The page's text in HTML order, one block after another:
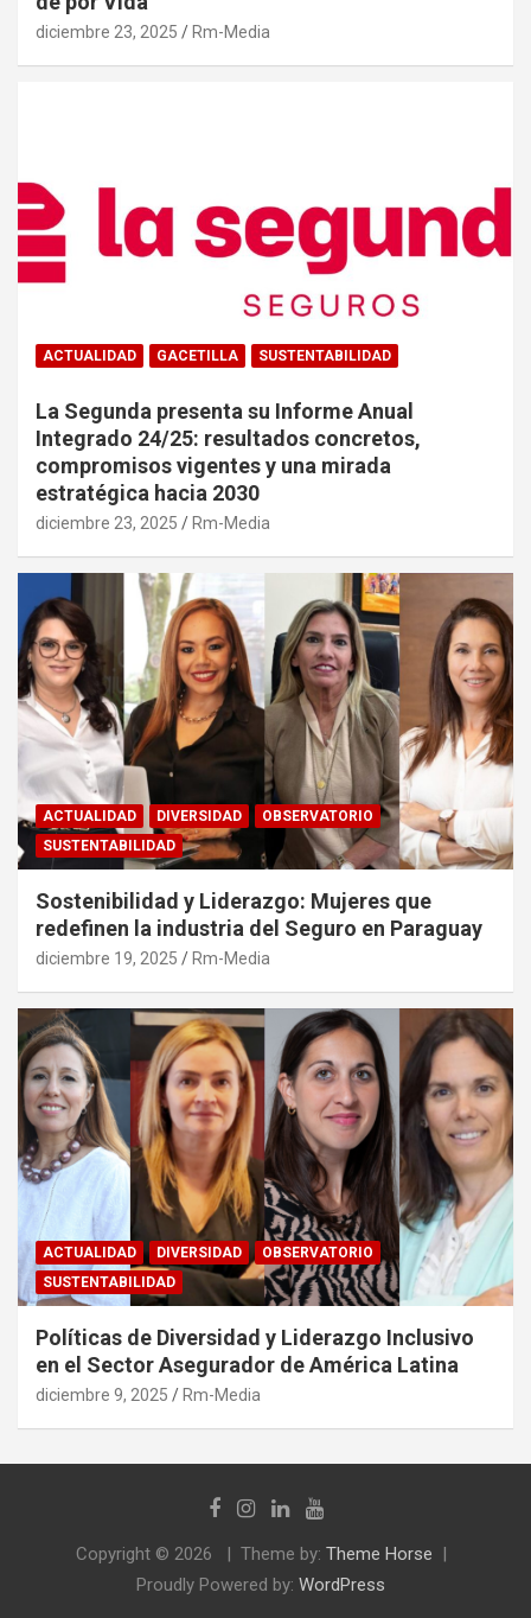
diciembre 23, 2025 Rm-Media
ACTUALIDAD GACETILLA SUSTENTABILIDAD
La Segunda presenta su Informe Anual
Integrado 24/25: resultados concretos,
compromisos vigentes y una mirada
estratégica hacia 2030
diciembre 23, 2025 Rm-Media
ACTUALIDAD DIVERSIDAD
OBSERVATORIO
SUSTENTABILIDAD
Sostenibilidad y Liderazgo: Mujeres que
redefinen la industria del Seguro en Paraguay
diciembre 19, 2025 Rm-Media
ACTUALIDAD DIVERSIDAD
OBSERVATORIO
SUSTENTABILIDAD
Políticas de Diversidad y Liderazgo Inclusivo
en el Sector Asegurador de América Latina
diciembre 9, 2025 Rm-Media
Copyright © 2026 Theme by: Theme Horse
Proudly Powered by: WordPress